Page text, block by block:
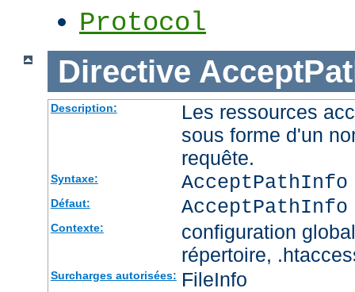
Protocol
Directive
Description:
Les ressources
sous forme d'un
requête.
Syntaxe:
Défaut:
Contexte:
configuration
répertoire,
Surcharges autorisées: FileInfo